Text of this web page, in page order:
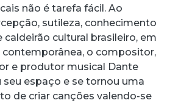
não é tarefa fácil. Ao
sutileza, conhecimento
caldeirão cultural brasileiro, em
contemporânea, o compositor,
e produtor musical Dante
espaço e se tornou uma
de criar canções valendo-se